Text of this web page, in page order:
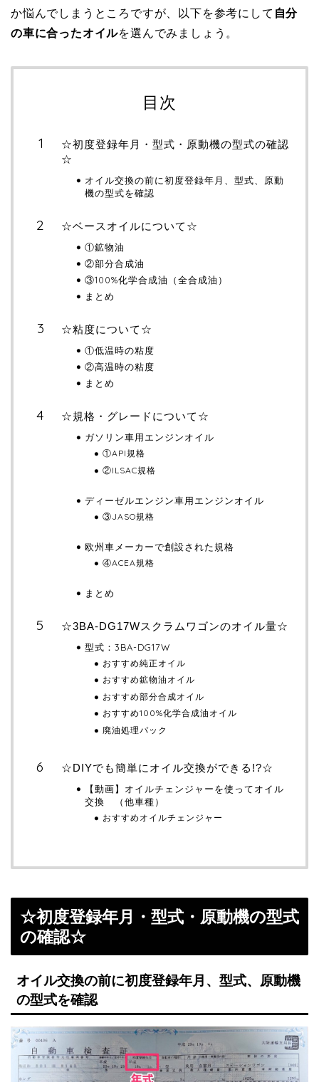
か悩んでしまうところですが、以下を参考にして 自分
の車に合ったオイルを選んでみましょう。
目次
☆初度登録年月・型式・原動機の型式の確認
☆
オイル交換の前に初度登録年月、型式、原動
機の型式を確認
☆ベースオイルについて☆
①鉱物油
②部分合成油
③100%化学合成油（全合成油）
まとめ
☆粘度について☆
①低温時の粘度
②高温時の粘度
まとめ
☆規格・グレードについて☆
ガソリン車用エンジンオイル
①API規格
②ILSAC規格
ディーゼルエンジン車用エンジンオイル
③JASO規格
欧州車メーカーで創設された規格
④ACEA規格
まとめ
☆3BA-DG17Wスクラムワゴンのオイル量☆
型式：3BA-DG17W
おすすめ純正オイル
おすすめ鉱物油オイル
おすすめ部分合成オイル
おすすめ100%化学合成油オイル
廃油処理パック
☆DIYでも簡単にオイル交換ができる!?☆
【動画】オイルチェンジャーを使ってオイル
交換 （他車種）
おすすめオイルチェンジャー
☆初度登録年月・型式・原動機の型式
の確認☆
オイル交換の前に初度登録年月、型式、原動機
の型式を確認